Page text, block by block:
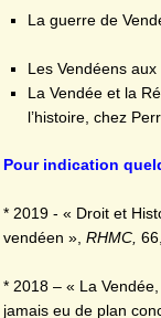
La guerre de
Les Vendéens
La Vendée et la
l’histoire, chez
Pour indication
* 2019 - « Droit et
vendéen », RHMC,
* 2018 – « La
jamais eu de plan